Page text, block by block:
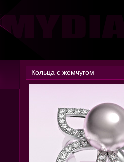
Кольца с жемчугом